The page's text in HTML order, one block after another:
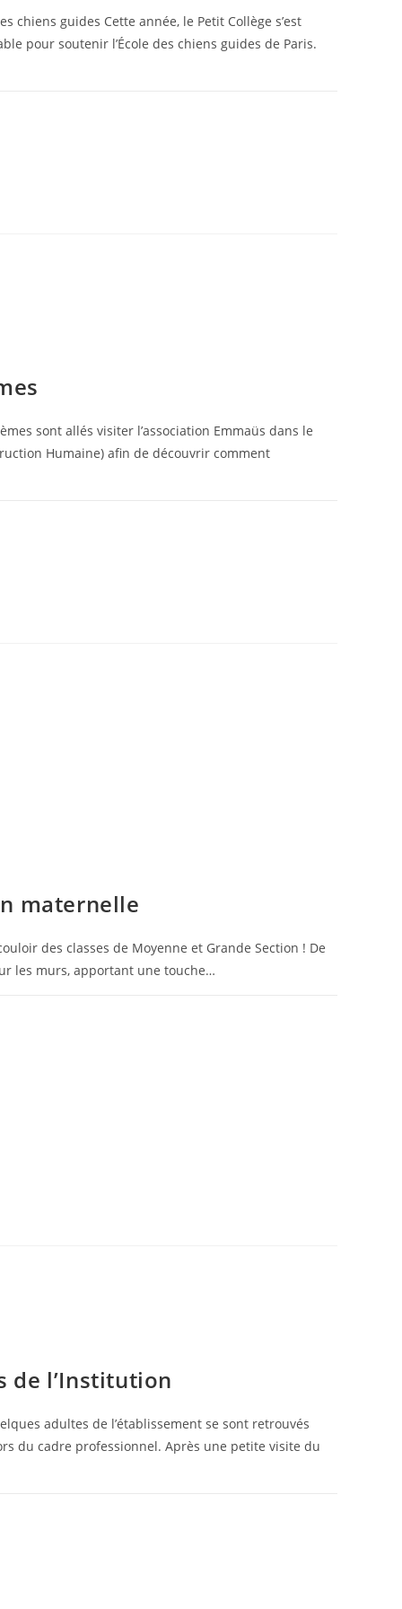
chiens guides Cette année, le Petit Collège s’est
pour soutenir l’École des chiens guides de Paris.
sont allés visiter l’association Emmaüs dans le
Humaine) afin de découvrir comment
maternelle
des classes de Moyenne et Grande Section ! De
les murs, apportant une touche…
de l’Institution
adultes de l’établissement se sont retrouvés
du cadre professionnel. Après une petite visite du